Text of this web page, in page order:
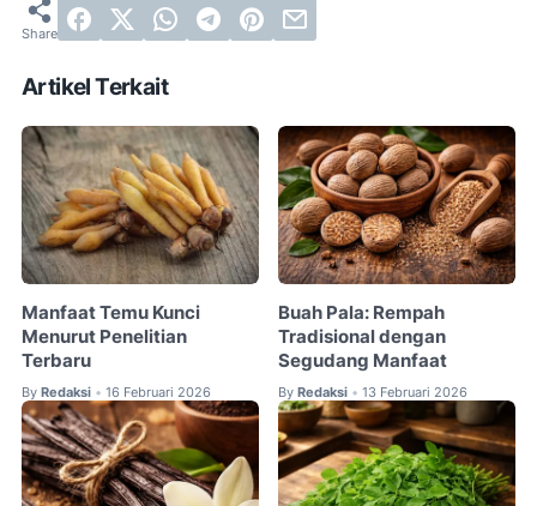
Artikel Terkait
Manfaat Temu Kunci
Menurut Penelitian
Terbaru
By Redaksi • 16 Februari 2026
Buah Pala: Rempah
Tradisional dengan
Segudang Manfaat
By Redaksi • 13 Februari 2026